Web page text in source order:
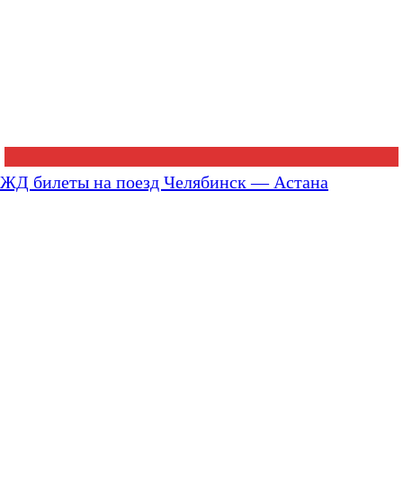
ЖД билеты на поезд Челябинск — Астана